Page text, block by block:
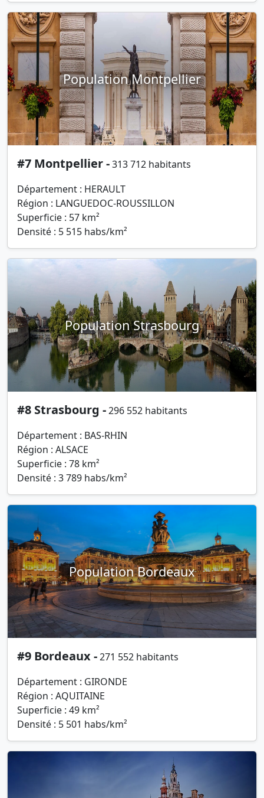
Population Montpellier
#7 Montpellier -313 712 habitants
Département : HERAULT
Région : LANGUEDOC-ROUSSILLON
Superficie : 57 km²
Densité : 5 515 habs/km²
Population Strasbourg
#8 Strasbourg -296 552 habitants
Département : BAS-RHIN
Région : ALSACE
Superficie : 78 km²
Densité : 3 789 habs/km²
Population Bordeaux
#9 Bordeaux -271 552 habitants
Département : GIRONDE
Région : AQUITAINE
Superficie : 49 km²
Densité : 5 501 habs/km²